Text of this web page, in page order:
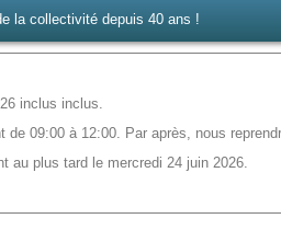
la collectivité depuis 40 ans !
inclus inclus.
09:00 à 12:00. Par après, nous
au plus tard le mercredi 24 juin 2026.